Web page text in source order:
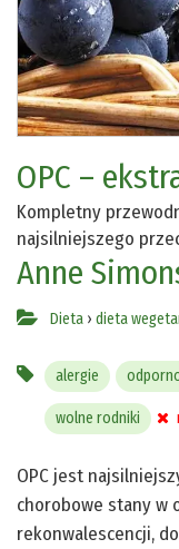
OPC –
Kompletny
najsilniejszego
Anne
Dieta › dieta
alergie
wolne rodniki
OPC jest
chorobowe stany w
rekonwalescencji,